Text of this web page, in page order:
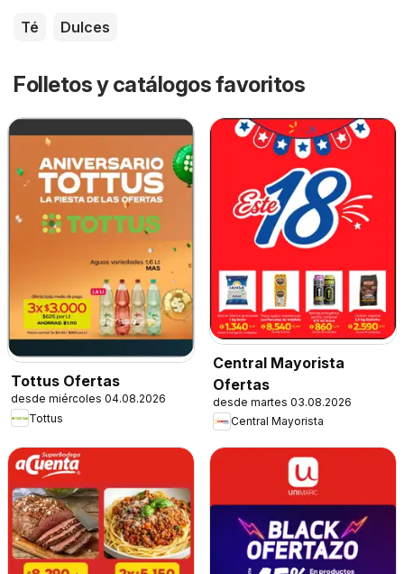
Té Dulces
Folletos y catálogos favoritos
Tottus Ofertas
desde miércoles 04.08.2026
Tottus
Central Mayorista
Ofertas
desde martes 03.08.2026
Central Mayorista